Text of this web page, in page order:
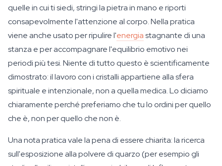
quelle in cui ti siedi, stringi la pietra in mano e riporti
consapevolmente l'attenzione al corpo. Nella pratica
viene anche usato per ripulire l'energiastagnante di una
stanza e per accompagnare l'equilibrio emotivo nei
periodi più tesi. Niente di tutto questo è scientificamente
dimostrato: il lavoro con i cristalli appartiene alla sfera
spirituale e intenzionale, non a quella medica. Lo diciamo
chiaramente perché preferiamo che tu lo ordini per quello
che è, non per quello che non è.
Una nota pratica vale la pena di essere chiarita: la ricerca
sull'esposizione alla polvere di quarzo (per esempio gli